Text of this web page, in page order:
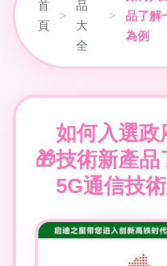
首
頁
>
品
大
全
>
品了解
為例
如何入選政
技術新產
5G通信技